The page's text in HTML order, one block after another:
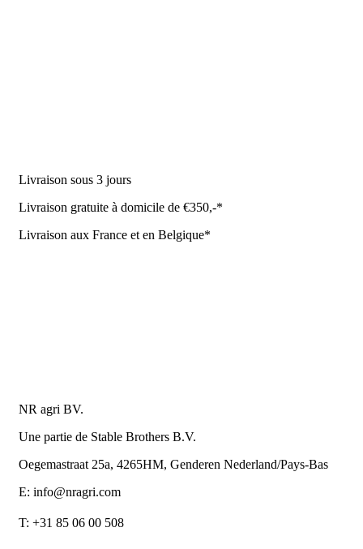
Livraison sous 3 jours
Livraison gratuite à domicile de €350,-*
Livraison aux France et en Belgique*
NR agri BV.
Une partie de Stable Brothers B.V.
Oegemastraat 25a, 4265HM, Genderen Nederland/Pays-Bas
E: info@nragri.com
T: +31 85 06 00 508